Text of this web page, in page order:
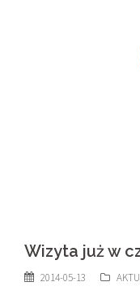
Wizyta już w
2014-05-13